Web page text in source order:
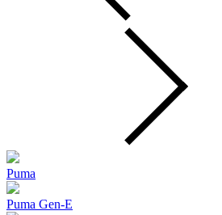
Puma
Puma Gen‑E